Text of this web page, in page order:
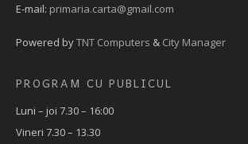
E-mail: primaria.carta@gmail.com
Powered byTNT Computers & City Manager
PROGRAM CU PUBLICUL
Luni – joi 7.30 – 16:00
Vineri 7.30 – 13.30